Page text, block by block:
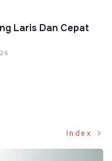
Laris Dan Cepat
Index